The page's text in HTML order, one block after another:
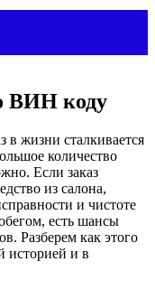
ВИН коду
в жизни сталкивается
количество
Если заказ
из салона,
и чистоте
есть шансы
Разберем как этого
историей и в